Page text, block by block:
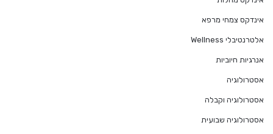
אינדקס צמחי מרפא
אלטרנטיבלי Wellness
אנרגיות חיוביות
אסטרולוגיה
אסטרולוגיה וקבלה
אסטרולוגיה שבועית